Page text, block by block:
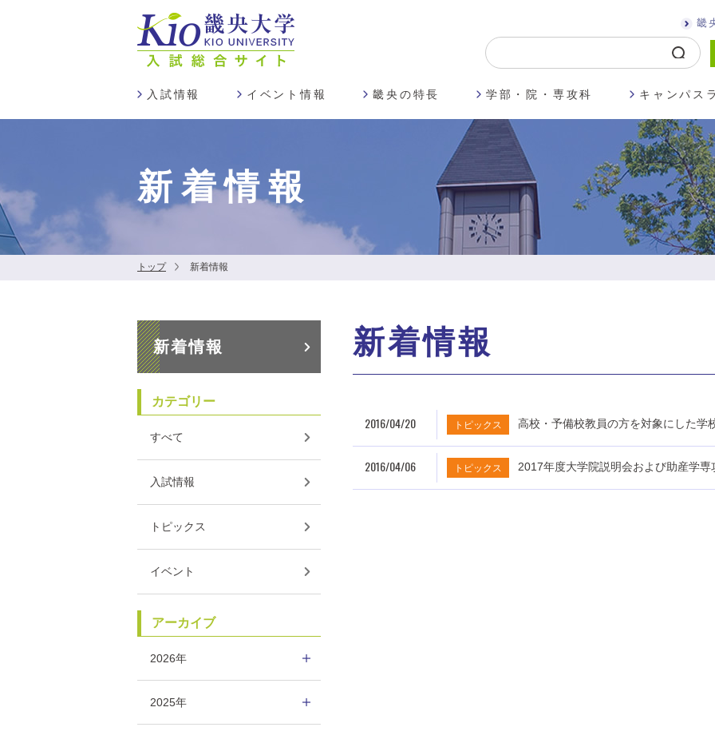
畿
入試情報 イベント情報 畿央の特長 学部・院・専攻科 キャンパス
新着情報
トップ 新着情報
新着情報
2016/04/20 トピックス 高校・予備校教員の方を対象にした学
2016/04/06 トピックス 2017年度大学院説明会および助産学
新着情報
カテゴリー
すべて
入試情報
トピックス
イベント
アーカイブ
2026年
2025年